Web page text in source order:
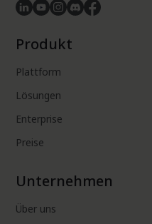
Produkt
Plattform
Lösungen
Enterprise
Preise
Unternehmen
Über uns